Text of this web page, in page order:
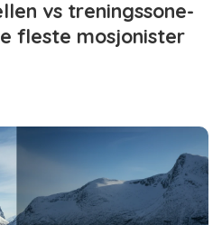
vs treningssone-
fleste mosjonister